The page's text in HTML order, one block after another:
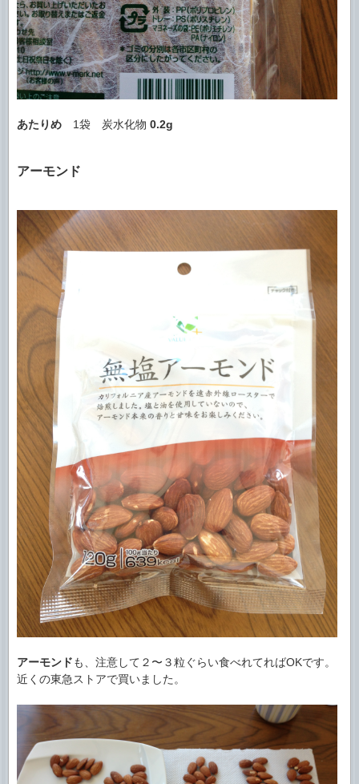
あたりめ 1袋 炭水化物 0.2g
アーモンド
アーモンドも、注意して２〜３粒ぐらい食べれてればOKです。
近くの東急ストアで買いました。